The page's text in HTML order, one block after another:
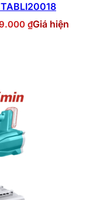
₫Giá hiện